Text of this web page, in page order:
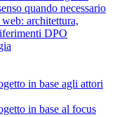
quando necessario
architettura,
DPO
in base agli attori
in base al focus